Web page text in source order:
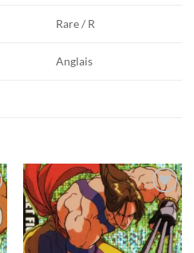
Rare / R
Anglais
Add to
wishlist